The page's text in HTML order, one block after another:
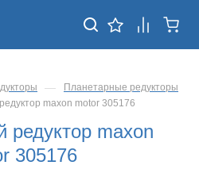
— Планетарные редукторы
maxon motor 305176
редуктор maxon
305176